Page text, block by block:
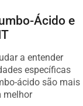
Ácido e
a entender
específicas
ácido são mais
melhor